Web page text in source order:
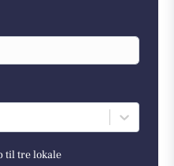
til tre lokale